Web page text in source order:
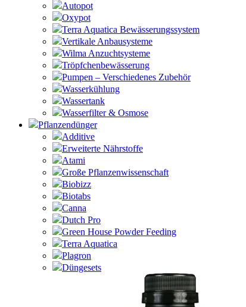
Autopot
Oxypot
Terra Aquatica Bewässerungssystem
Vertikale Anbausysteme
Wilma Anzuchtsysteme
Tröpfchenbewässerung
Pumpen – Verschiedenes Zubehör
Wasserkühlung
Wassertank
Wasserfilter & Osmose
Pflanzendünger
Additive
Erweiterte Nährstoffe
Atami
Große Pflanzenwissenschaft
Biobizz
Biotabs
Canna
Dutch Pro
Green House Powder Feeding
Terra Aquatica
Plagron
Düngesets